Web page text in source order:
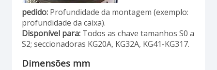
pedido: Profundidade da montagem (exemplo:
profundidade da caixa).
Disponível para: Todos as chave tamanhos S0 a
S2; seccionadoras KG20A, KG32A, KG41-KG317.
Dimensões mm